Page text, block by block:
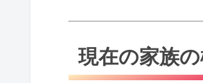
現在の家族